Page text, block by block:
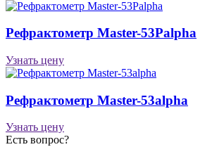
Рефрактометр Master-53Palpha
Узнать цену
Рефрактометр Master-53alpha
Узнать цену
Есть вопрос?